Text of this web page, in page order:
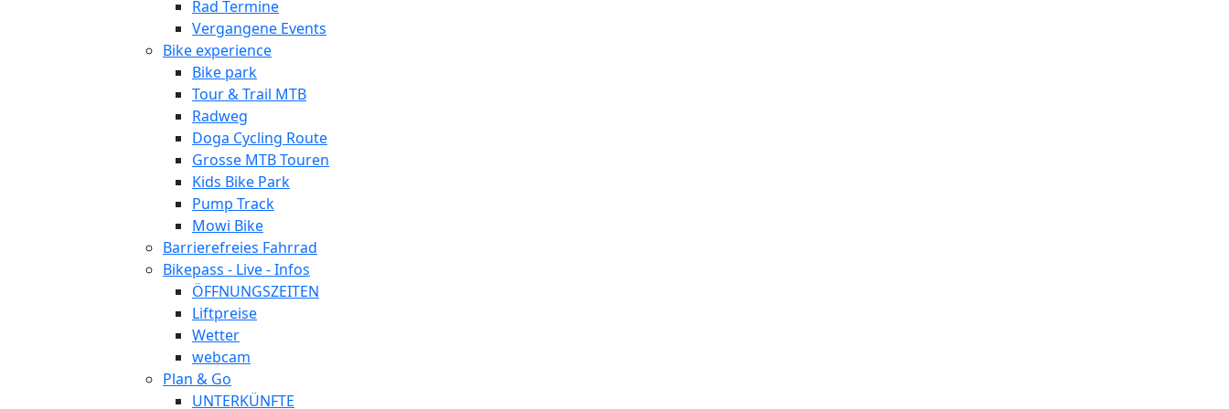
Rad Termine
Vergangene Events
Bike experience
Bike park
Tour & Trail MTB
Radweg
Doga Cycling Route
Grosse MTB Touren
Kids Bike Park
Pump Track
Mowi Bike
Barrierefreies Fahrrad
Bikepass - Live - Infos
ÖFFNUNGSZEITEN
Liftpreise
Wetter
webcam
Plan & Go
UNTERKÜNFTE